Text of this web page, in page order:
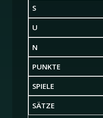
S
U
N
PUNKTE
SPIELE
SÄTZE